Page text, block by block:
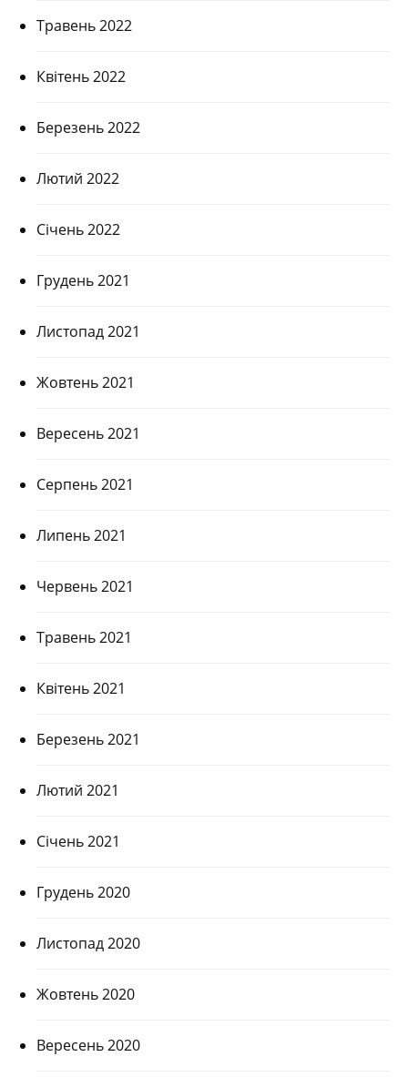
Травень 2022
Квітень 2022
Березень 2022
Лютий 2022
Січень 2022
Грудень 2021
Листопад 2021
Жовтень 2021
Вересень 2021
Серпень 2021
Липень 2021
Червень 2021
Травень 2021
Квітень 2021
Березень 2021
Лютий 2021
Січень 2021
Грудень 2020
Листопад 2020
Жовтень 2020
Вересень 2020